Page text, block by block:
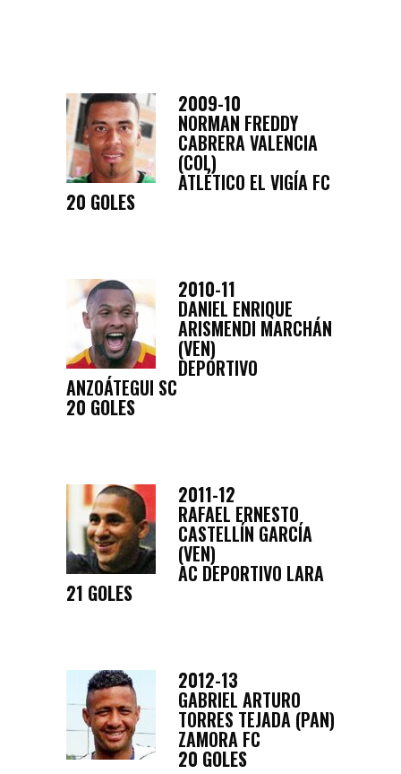
2009-10
NORMAN FREDDY
CABRERA VALENCIA
(COL)
ATLÉTICO EL VIGÍA FC
20 GOLES
2010-11
DANIEL ENRIQUE
ARISMENDI MARCHÁN
(VEN)
DEPORTIVO
ANZOÁTEGUI SC
20 GOLES
2011-12
RAFAEL ERNESTO
CASTELLÍN GARCÍA
(VEN)
AC DEPORTIVO LARA
21 GOLES
2012-13
GABRIEL ARTURO
TORRES TEJADA (PAN)
ZAMORA FC
20 GOLES